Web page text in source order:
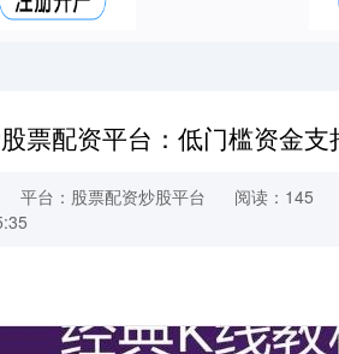
票配资平台：低门槛资金
平台：股票配资炒股平台
阅读：145